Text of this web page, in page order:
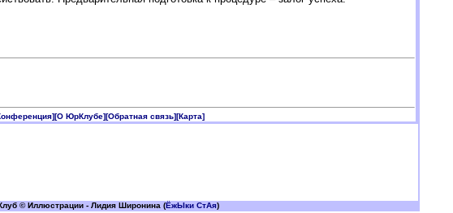
[О ЮрКлубе][Обратная связь][Карта]
© Иллюстрации - Лидия Широнина (ЁжЫки СтАя)